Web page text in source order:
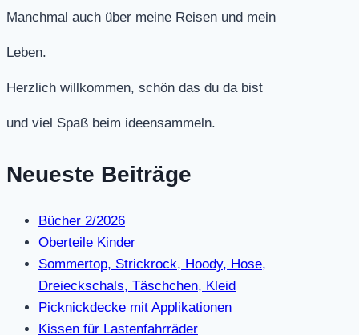
Manchmal auch über meine Reisen und mein
Leben.
Herzlich willkommen, schön das du da bist
und viel Spaß beim ideensammeln.
Neueste Beiträge
Bücher 2/2026
Oberteile Kinder
Sommertop, Strickrock, Hoody, Hose,
Dreieckschals, Täschchen, Kleid
Picknickdecke mit Applikationen
Kissen für Lastenfahrräder